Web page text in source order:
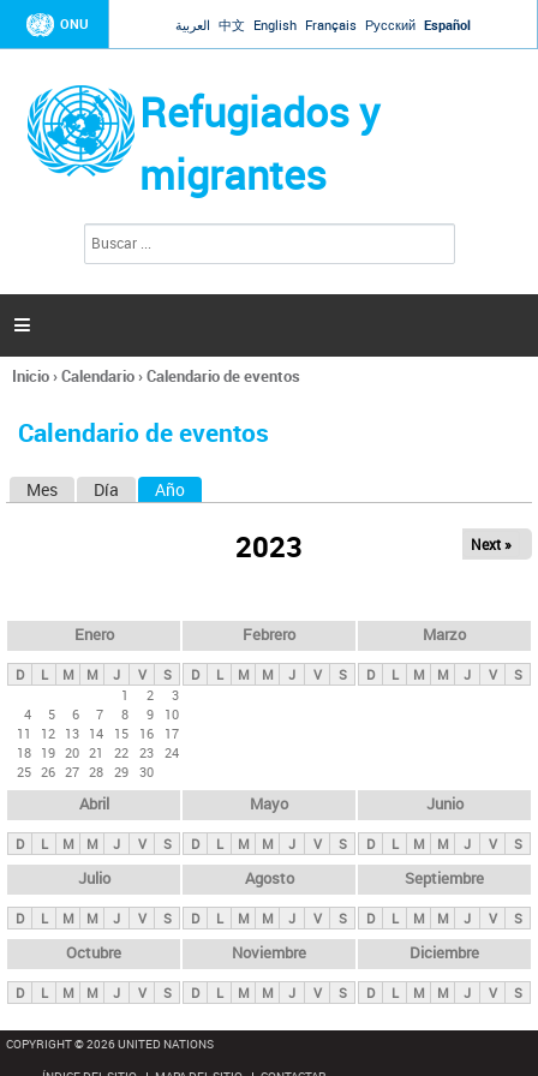
Jump to navigation
ONU العربية 中文 English Français Русский Español
Refugiados y
migrantes
l
d
s

Se
usted
Inicio›Calendario›Calendario de eventos
Calendario de eventos
s
p
n
i
p
a
l
s
Mes Día Año
2023 Next »
Enero
D L M M J V
S
1
2
3
4
5 6 7 8 9
10
11
12 13 14 15 16
17
18 19 20 21 22 23 24
25 26 27 28 29 30
Febrero
D L M M J V S
Marzo
D L M M J V S
Abril
D L M M J V S
Mayo
D L M M J V S
Junio
D L M M J V S
Julio
D L M M J V S
Agosto
D L M M J V S
Septiembre
D L M M J V S
Octubre
D L M M J V S
Noviembre
D L M M J V S
Diciembre
D L M M J V S
COPYRIGHT © 2026 UNITED NATIONS